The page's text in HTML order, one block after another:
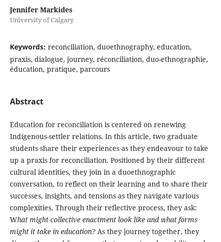
Jennifer Markides
University of Calgary
Keywords: reconciliation, duoethnography, education,
praxis, dialogue, journey, réconciliation, duo-ethnographie,
éducation, pratique, parcours
Abstract
Education for reconciliation is centered on renewing
Indigenous-settler relations. In this article, two graduate
students share their experiences as they endeavour to take
up a praxis for reconciliation. Positioned by their different
cultural identities, they join in a duoethnographic
conversation, to reflect on their learning and to share their
successes, insights, and tensions as they navigate various
complexities. Through their reflective process, they ask:
What might collective enactment look like and what forms
might it take in education?As they journey together, they